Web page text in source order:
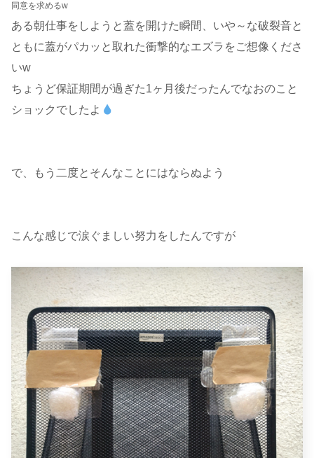
同意を求めるw
ある朝仕事をしようと蓋を開けた瞬間、いや～な破裂音と
ともに蓋がパカッと取れた衝撃的なエズラをご想像くださ
いw
ちょうど保証期間が過ぎた1ヶ月後だったんでなおのこと
ショックでしたよ
で、もう二度とそんなことにはならぬよう
こんな感じで涙ぐましい努力をしたんですが